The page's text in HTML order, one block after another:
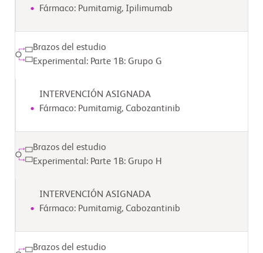
Fármaco: Pumitamig, Ipilimumab
Brazos del estudio
Experimental: Parte 1B: Grupo G
INTERVENCIÓN ASIGNADA
Fármaco: Pumitamig, Cabozantinib
Brazos del estudio
Experimental: Parte 1B: Grupo H
INTERVENCIÓN ASIGNADA
Fármaco: Pumitamig, Cabozantinib
Brazos del estudio